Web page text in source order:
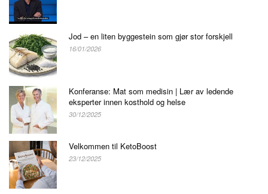
Jod – en liten byggestein som gjør stor forskjell
16/01/2026
Konferanse: Mat som medisin | Lær av ledende
eksperter innen kosthold og helse
30/12/2025
Velkommen til KetoBoost
23/12/2025